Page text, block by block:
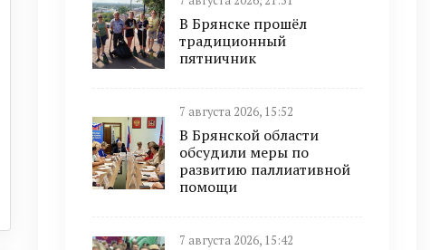
В Брянске прошёл
традиционный
пятничник
7 августа 2026, 15:52
В Брянской области
обсудили меры по
развитию паллиативной
помощи
7 августа 2026, 15:42